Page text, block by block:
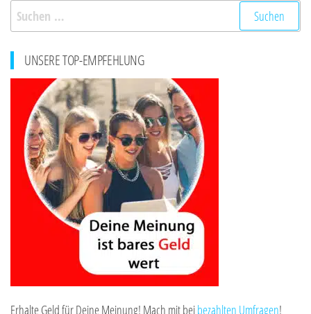
Suchen
nach:
UNSERE TOP-EMPFEHLUNG
Erhalte Geld für Deine Meinung! Mach mit beibezahlten Umfragen!